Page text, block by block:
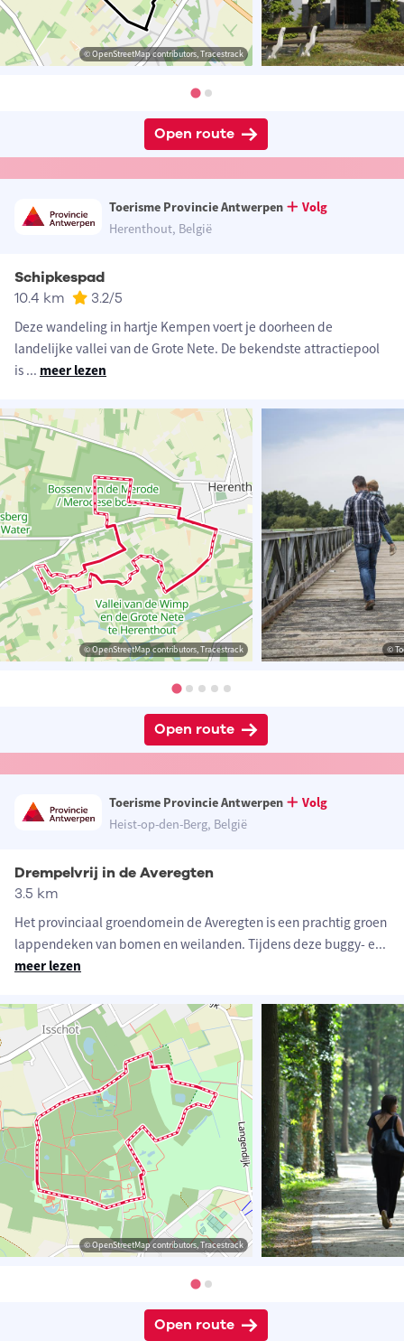
© OpenStreetMap contributors, Tracestrack
Open route
Toerisme Provincie Antwerpen
Volg
Herenthout, België
Schipkespad
10.4 km 3.2/5
Deze wandeling in hartje Kempen voert je doorheen de
landelijke vallei van de Grote Nete. De bekendste attractiepool
is ... meer lezen
© OpenStreetMap contributors, Tracestrack ©
Open route
Toerisme Provincie Antwerpen
Volg
Heist-op-den-Berg, België
Drempelvrij in de Averegten
3.5 km
Het provinciaal groendomein de Averegten is een prachtig groen
lappendeken van bomen en weilanden. Tijdens deze buggy- e...
meer lezen
© OpenStreetMap contributors, Tracestrack
Open route